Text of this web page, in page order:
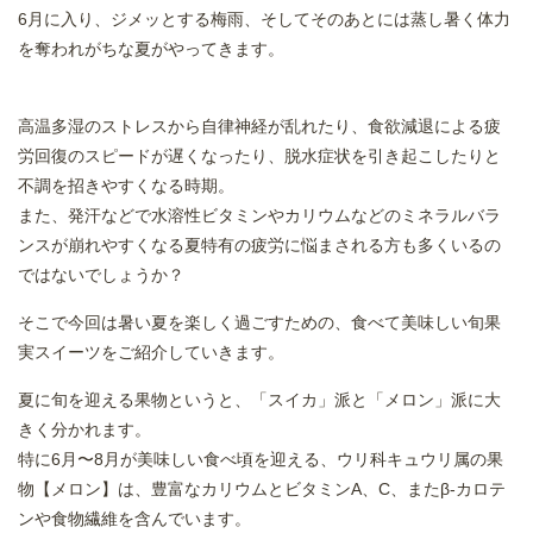
6月に入り、ジメッとする梅雨、そしてそのあとには蒸し暑く体力
を奪われがちな夏がやってきます。
高温多湿のストレスから自律神経が乱れたり、食欲減退による疲
労回復のスピードが遅くなったり、脱水症状を引き起こしたりと
不調を招きやすくなる時期。
また、発汗などで水溶性ビタミンやカリウムなどのミネラルバラ
ンスが崩れやすくなる夏特有の疲労に悩まされる方も多くいるの
ではないでしょうか？
そこで今回は暑い夏を楽しく過ごすための、食べて美味しい旬果
実スイーツをご紹介していきます。
夏に旬を迎える果物というと、「スイカ」派と「メロン」派に大
きく分かれます。
特に6月〜8月が美味しい食べ頃を迎える、ウリ科キュウリ属の果
物【メロン】は、豊富なカリウムとビタミンA、C、またβ-カロテ
ンや食物繊維を含んでいます。